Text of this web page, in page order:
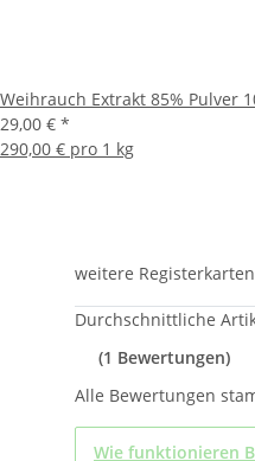
Weihrauch Extrakt 85% Pulver
29,00 € *
290,00 € pro 1 kg
weitere
Durchschnittliche
(1 Bewertungen)
Alle Bewertungen
Wie funktionieren